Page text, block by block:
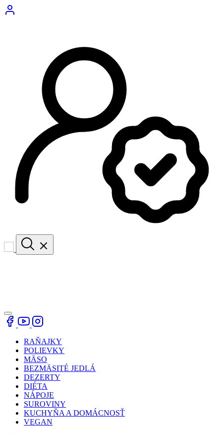
RAŇAJKY
POLIEVKY
MÄSO
BEZMÄSITÉ JEDLÁ
DEZERTY
DIÉTA
NÁPOJE
SUROVINY
KUCHYŇA A DOMÁCNOSŤ
VEGAN